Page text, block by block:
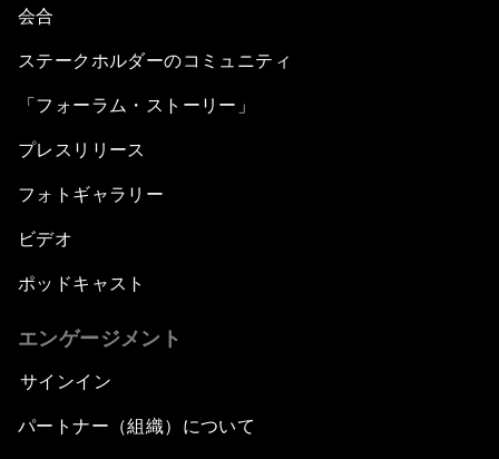
会合
ステークホルダーのコミュニティ
「フォーラム・ストーリー」
プレスリリース
フォトギャラリー
ビデオ
ポッドキャスト
エンゲージメント
サインイン
パートナー（組織）について